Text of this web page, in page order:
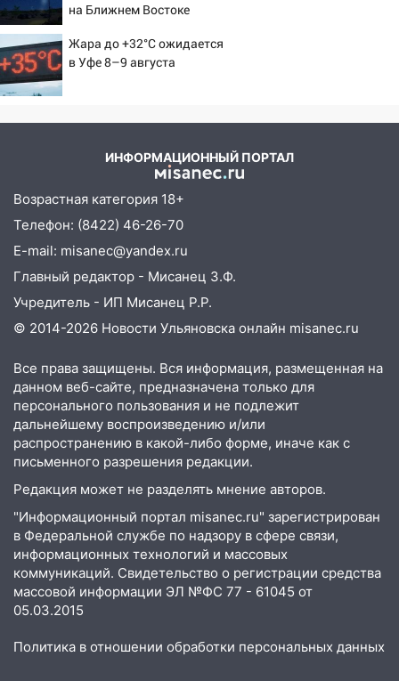
на Ближнем Востоке
Жара до +32°C ожидается
в Уфе 8–9 августа
ИНФОРМАЦИОННЫЙ ПОРТАЛ
Возрастная категория 18+
Телефон: (8422) 46-26-70
E-mail: misanec@yandex.ru
Главный редактор - Мисанец З.Ф.
Учредитель - ИП Мисанец Р.Р.
© 2014-2026 Новости Ульяновска онлайн misanec.ru
Все права защищены. Вся информация, размещенная на
данном веб-сайте, предназначена только для
персонального пользования и не подлежит
дальнейшему воспроизведению и/или
распространению в какой-либо форме, иначе как с
письменного разрешения редакции.
Редакция может не разделять мнение авторов.
"Информационный портал misanec.ru" зарегистрирован
в Федеральной службе по надзору в сфере связи,
информационных технологий и массовых
коммуникаций. Свидетельство о регистрации средства
массовой информации ЭЛ №ФС 77 - 61045 от
05.03.2015
Политика в отношении обработки персональных данных